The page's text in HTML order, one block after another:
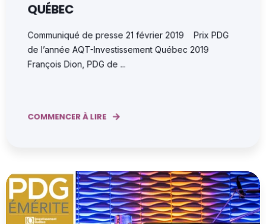
QUÉBEC
Communiqué de presse 21 février 2019 Prix PDG
de l’année AQT-Investissement Québec 2019
François Dion, PDG de ...
COMMENCER À LIRE